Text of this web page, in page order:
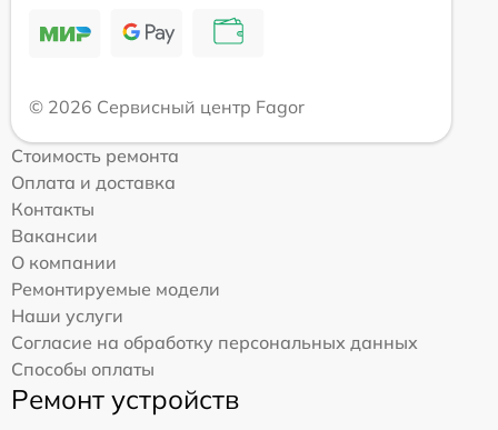
© 2026 Сервисный центр Fagor
Стоимость ремонта
Оплата и доставка
Контакты
Вакансии
О компании
Ремонтируемые модели
Наши услуги
Согласие на обработку персональных данных
Способы оплаты
Ремонт устройств